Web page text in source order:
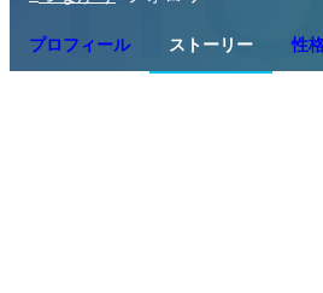
プロフィール ストーリー 性